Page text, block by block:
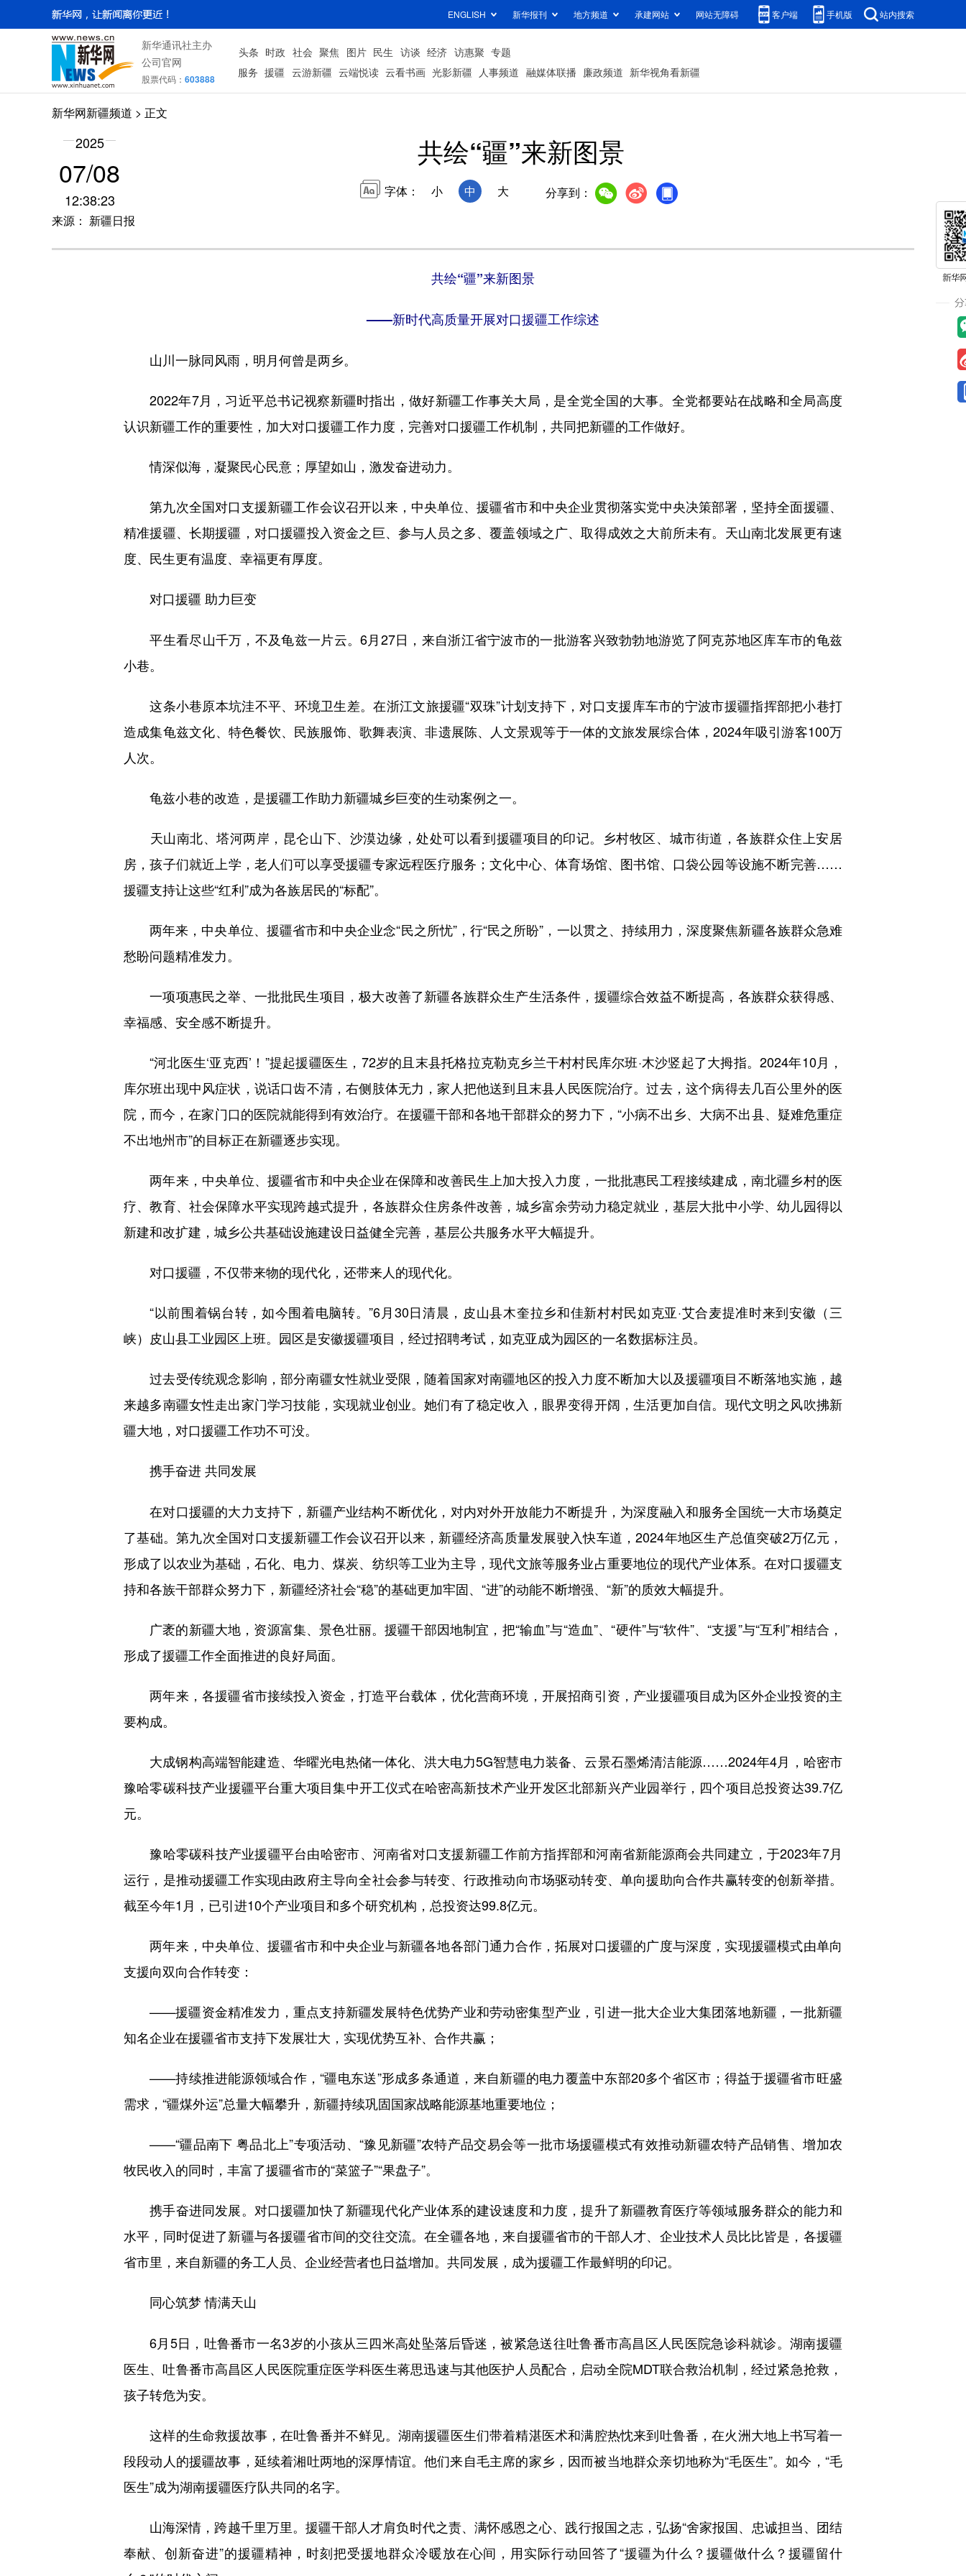
ENGLISH 新华报刊 地方频道 承建网站 网站无障碍 客户端 手机版 站内搜索
新华通讯社主办
公司官网
股票代码： 603888
头条 时政 社会 聚焦 图片 民生 访谈 经济 访惠聚 专题
服务 援疆 云游新疆 云端悦读 云看书画 光影新疆 人事频道 融媒体联播 廉政频道 新华视角看新疆
新华网新疆频道 > 正文
2025
07/08
12:38:23
来源： 新疆日报
共绘“疆”来新图景
字体： 小 中 大 分享到：
共绘“疆”来新图景
——新时代高质量开展对口援疆工作综述
山川一脉同风雨，明月何曾是两乡。
2022年7月，习近平总书记视察新疆时指出，做好新疆工作事关大局，是全党全国的大事。全党都要站在战略和全局高度
认识新疆工作的重要性，加大对口援疆工作力度，完善对口援疆工作机制，共同把新疆的工作做好。
情深似海，凝聚民心民意；厚望如山，激发奋进动力。
第九次全国对口支援新疆工作会议召开以来，中央单位、援疆省市和中央企业贯彻落实党中央决策部署，坚持全面援疆、
精准援疆、长期援疆，对口援疆投入资金之巨、参与人员之多、覆盖领域之广、取得成效之大前所未有。天山南北发展更有速
度、民生更有温度、幸福更有厚度。
对口援疆 助力巨变
平生看尽山千万，不及龟兹一片云。6月27日，来自浙江省宁波市的一批游客兴致勃勃地游览了阿克苏地区库车市的龟兹
小巷。
这条小巷原本坑洼不平、环境卫生差。在浙江文旅援疆“双珠”计划支持下，对口支援库车市的宁波市援疆指挥部把小巷打
造成集龟兹文化、特色餐饮、民族服饰、歌舞表演、非遗展陈、人文景观等于一体的文旅发展综合体，2024年吸引游客100万
人次。
龟兹小巷的改造，是援疆工作助力新疆城乡巨变的生动案例之一。
天山南北、塔河两岸，昆仑山下、沙漠边缘，处处可以看到援疆项目的印记。乡村牧区、城市街道，各族群众住上安居
房，孩子们就近上学，老人们可以享受援疆专家远程医疗服务；文化中心、体育场馆、图书馆、口袋公园等设施不断完善……
援疆支持让这些“红利”成为各族居民的“标配”。
两年来，中央单位、援疆省市和中央企业念“民之所忧”，行“民之所盼”，一以贯之、持续用力，深度聚焦新疆各族群众急难
愁盼问题精准发力。
一项项惠民之举、一批批民生项目，极大改善了新疆各族群众生产生活条件，援疆综合效益不断提高，各族群众获得感、
幸福感、安全感不断提升。
“河北医生‘亚克西’！”提起援疆医生，72岁的且末县托格拉克勒克乡兰干村村民库尔班·木沙竖起了大拇指。2024年10月，
库尔班出现中风症状，说话口齿不清，右侧肢体无力，家人把他送到且末县人民医院治疗。过去，这个病得去几百公里外的医
院，而今，在家门口的医院就能得到有效治疗。在援疆干部和各地干部群众的努力下，“小病不出乡、大病不出县、疑难危重症
不出地州市”的目标正在新疆逐步实现。
两年来，中央单位、援疆省市和中央企业在保障和改善民生上加大投入力度，一批批惠民工程接续建成，南北疆乡村的医
疗、教育、社会保障水平实现跨越式提升，各族群众住房条件改善，城乡富余劳动力稳定就业，基层大批中小学、幼儿园得以
新建和改扩建，城乡公共基础设施建设日益健全完善，基层公共服务水平大幅提升。
对口援疆，不仅带来物的现代化，还带来人的现代化。
“以前围着锅台转，如今围着电脑转。”6月30日清晨，皮山县木奎拉乡和佳新村村民如克亚·艾合麦提准时来到安徽（三
峡）皮山县工业园区上班。园区是安徽援疆项目，经过招聘考试，如克亚成为园区的一名数据标注员。
过去受传统观念影响，部分南疆女性就业受限，随着国家对南疆地区的投入力度不断加大以及援疆项目不断落地实施，越
来越多南疆女性走出家门学习技能，实现就业创业。她们有了稳定收入，眼界变得开阔，生活更加自信。现代文明之风吹拂新
疆大地，对口援疆工作功不可没。
携手奋进 共同发展
在对口援疆的大力支持下，新疆产业结构不断优化，对内对外开放能力不断提升，为深度融入和服务全国统一大市场奠定
了基础。第九次全国对口支援新疆工作会议召开以来，新疆经济高质量发展驶入快车道，2024年地区生产总值突破2万亿元，
形成了以农业为基础，石化、电力、煤炭、纺织等工业为主导，现代文旅等服务业占重要地位的现代产业体系。在对口援疆支
持和各族干部群众努力下，新疆经济社会“稳”的基础更加牢固、“进”的动能不断增强、“新”的质效大幅提升。
广袤的新疆大地，资源富集、景色壮丽。援疆干部因地制宜，把“输血”与“造血”、“硬件”与“软件”、“支援”与“互利”相结合，
形成了援疆工作全面推进的良好局面。
两年来，各援疆省市接续投入资金，打造平台载体，优化营商环境，开展招商引资，产业援疆项目成为区外企业投资的主
要构成。
大成钢构高端智能建造、华曜光电热储一体化、洪大电力5G智慧电力装备、云景石墨烯清洁能源……2024年4月，哈密市
豫哈零碳科技产业援疆平台重大项目集中开工仪式在哈密高新技术产业开发区北部新兴产业园举行，四个项目总投资达39.7亿
元。
豫哈零碳科技产业援疆平台由哈密市、河南省对口支援新疆工作前方指挥部和河南省新能源商会共同建立，于2023年7月
运行，是推动援疆工作实现由政府主导向全社会参与转变、行政推动向市场驱动转变、单向援助向合作共赢转变的创新举措。
截至今年1月，已引进10个产业项目和多个研究机构，总投资达99.8亿元。
两年来，中央单位、援疆省市和中央企业与新疆各地各部门通力合作，拓展对口援疆的广度与深度，实现援疆模式由单向
支援向双向合作转变：
——援疆资金精准发力，重点支持新疆发展特色优势产业和劳动密集型产业，引进一批大企业大集团落地新疆，一批新疆
知名企业在援疆省市支持下发展壮大，实现优势互补、合作共赢；
——持续推进能源领域合作，“疆电东送”形成多条通道，来自新疆的电力覆盖中东部20多个省区市；得益于援疆省市旺盛
需求，“疆煤外运”总量大幅攀升，新疆持续巩固国家战略能源基地重要地位；
——“疆品南下 粤品北上”专项活动、“豫见新疆”农特产品交易会等一批市场援疆模式有效推动新疆农特产品销售、增加农
牧民收入的同时，丰富了援疆省市的“菜篮子”“果盘子”。
携手奋进同发展。对口援疆加快了新疆现代化产业体系的建设速度和力度，提升了新疆教育医疗等领域服务群众的能力和
水平，同时促进了新疆与各援疆省市间的交往交流。在全疆各地，来自援疆省市的干部人才、企业技术人员比比皆是，各援疆
省市里，来自新疆的务工人员、企业经营者也日益增加。共同发展，成为援疆工作最鲜明的印记。
同心筑梦 情满天山
6月5日，吐鲁番市一名3岁的小孩从三四米高处坠落后昏迷，被紧急送往吐鲁番市高昌区人民医院急诊科就诊。湖南援疆
医生、吐鲁番市高昌区人民医院重症医学科医生蒋思迅速与其他医护人员配合，启动全院MDT联合救治机制，经过紧急抢救，
孩子转危为安。
这样的生命救援故事，在吐鲁番并不鲜见。湖南援疆医生们带着精湛医术和满腔热忱来到吐鲁番，在火洲大地上书写着一
段段动人的援疆故事，延续着湘吐两地的深厚情谊。他们来自毛主席的家乡，因而被当地群众亲切地称为“毛医生”。如今，“毛
医生”成为湖南援疆医疗队共同的名字。
山海深情，跨越千里万里。援疆干部人才肩负时代之责、满怀感恩之心、践行报国之志，弘扬“舍家报国、忠诚担当、团结
奉献、创新奋进”的援疆精神，时刻把受援地群众冷暖放在心间，用实际行动回答了“援疆为什么？援疆做什么？援疆留什